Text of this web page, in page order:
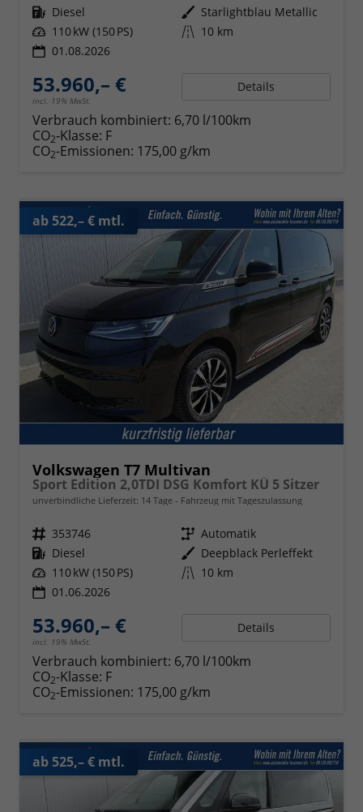
Kraftstoff Diesel Außenfarbe Starlightblau Metallic
Leistung 110 kW (150 PS) Kilometerstand 10 km
01.08.2026
53.960,– €
incl. 19% MwSt.
Details
Verbrauch kombiniert: 6,70 l/100km
CO2-Klasse: F
CO2-Emissionen: 175,00 g/km
ab 522,– € mtl.
Volkswagen T7 Multivan
Sport Edition 2,0TDI DSG Komfort KÜ 5 Sitzer
unverbindliche Lieferzeit: 14 Tage Fahrzeug mit Tageszulassung
Fahrzeugnr. 353746 Getriebe Automatik
Kraftstoff Diesel Außenfarbe Deepblack Perleffekt
Leistung 110 kW (150 PS) Kilometerstand 10 km
01.06.2026
53.960,– €
incl. 19% MwSt.
Details
Verbrauch kombiniert: 6,70 l/100km
CO2-Klasse: F
CO2-Emissionen: 175,00 g/km
ab 525,– € mtl.